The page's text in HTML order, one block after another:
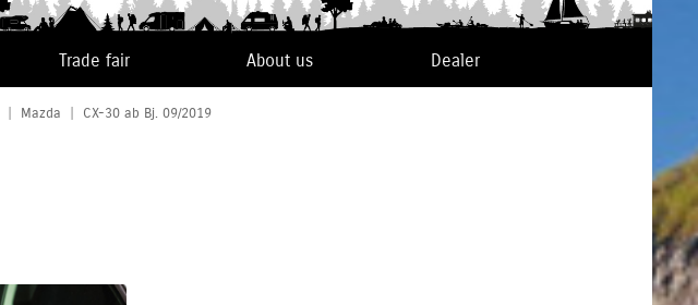
Trade fair About us Dealer
Mazda CX-30 ab Bj. 09/2019